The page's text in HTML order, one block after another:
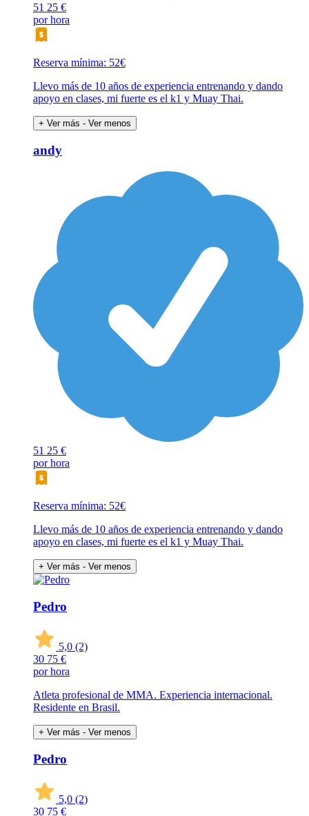
51 25 €
por hora
Reserva mínima: 52€
Llevo más de 10 años de experiencia entrenando y dando
apoyo en clases, mi fuerte es el k1 y Muay Thai.
+ Ver más - Ver menos
andy
51 25 €
por hora
Reserva mínima: 52€
Llevo más de 10 años de experiencia entrenando y dando
apoyo en clases, mi fuerte es el k1 y Muay Thai.
+ Ver más - Ver menos
Pedro
5,0 (2)
30 75 €
por hora
Atleta profesional de MMA. Experiencia internacional.
Residente en Brasil.
+ Ver más - Ver menos
Pedro
5,0 (2)
30 75 €